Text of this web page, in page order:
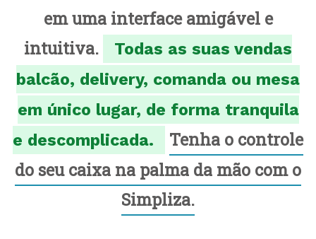
em uma interface amigável e
intuitiva.
Todas as suas vendas
balcão, delivery, comanda ou mesa
em único lugar, de forma tranquila
e descomplicada.
Tenha o controle
do seu caixa na palma da mão com o
Simpliza.